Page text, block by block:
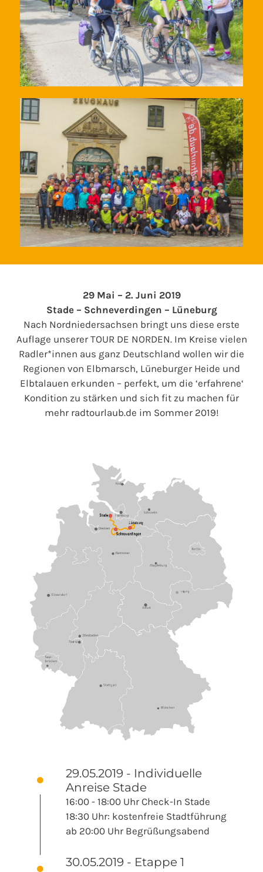
29 Mai – 2. Juni 2019
Stade – Schneverdingen – Lüneburg
Nach Nordniedersachsen bringt uns diese erste
Auflage unserer TOUR DE NORDEN. Im Kreise vielen
Radler*innen aus ganz Deutschland wollen wir die
Regionen von Elbmarsch, Lüneburger Heide und
Elbtalauen erkunden – perfekt, um die ‘erfahrene‘
Kondition zu stärken und sich fit zu machen für
mehr radtourlaub.de im Sommer 2019!
29.05.2019 - Individuelle
Anreise Stade
16:00 - 18:00 Uhr Check-In Stade
18:30 Uhr: kostenfreie Stadtführung
ab 20:00 Uhr Begrüßungsabend
30.05.2019 - Etappe 1